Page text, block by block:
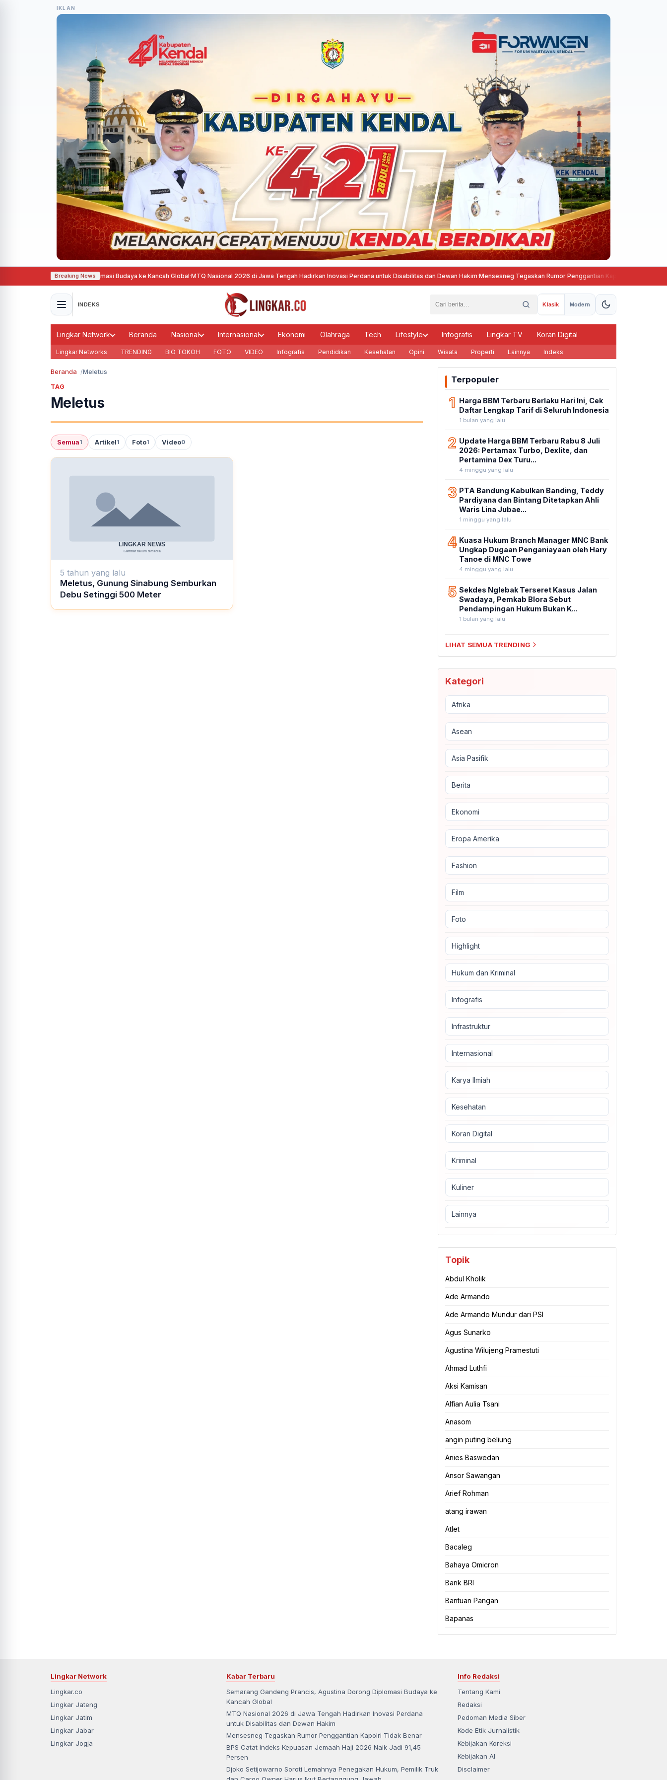
IKLAN
Breaking News
Agustina Dorong Diplomasi Budaya ke Kancah Global ·MTQ Nasional 2026 di Jawa Tengah Hadirkan Inovasi Perdana untuk Disabilitas dan Dewan Hakim ·Mensesneg Tegaskan Rumor Penggantian Kapolri Tidak Benar
INDEKS Klasik Modern
Lingkar Network Beranda Nasional Internasional Ekonomi Olahraga Tech Lifestyle Infografis Lingkar TV Koran Digital
Lingkar Networks TRENDING BIO TOKOH FOTO VIDEO Infografis Pendidikan Kesehatan Opini Wisata Properti Lainnya Indeks
Beranda Meletus
TAG
Meletus
Semua1 Artikel1 Foto1 Video0
5 tahun yang lalu
Meletus, Gunung Sinabung Semburkan
Debu Setinggi 500 Meter
Terpopuler
1 Harga BBM Terbaru Berlaku Hari Ini, Cek
Daftar Lengkap Tarif di Seluruh Indonesia
1 bulan yang lalu
2 Update Harga BBM Terbaru Rabu 8 Juli
2026: Pertamax Turbo, Dexlite, dan
Pertamina Dex Turu...
4 minggu yang lalu
3 PTA Bandung Kabulkan Banding, Teddy
Pardiyana dan Bintang Ditetapkan Ahli
Waris Lina Jubae...
1 minggu yang lalu
4 Kuasa Hukum Branch Manager MNC Bank
Ungkap Dugaan Penganiayaan oleh Hary
Tanoe di MNC Towe
4 minggu yang lalu
5 Sekdes Nglebak Terseret Kasus Jalan
Swadaya, Pemkab Blora Sebut
Pendampingan Hukum Bukan K...
1 bulan yang lalu
LIHAT SEMUA TRENDING
Kategori
Afrika
Asean
Asia Pasifik
Berita
Ekonomi
Eropa Amerika
Fashion
Film
Foto
Highlight
Hukum dan Kriminal
Infografis
Infrastruktur
Internasional
Karya Ilmiah
Kesehatan
Koran Digital
Kriminal
Kuliner
Lainnya
Topik
Abdul Kholik
Ade Armando
Ade Armando Mundur dari PSI
Agus Sunarko
Agustina Wilujeng Pramestuti
Ahmad Luthfi
Aksi Kamisan
Alfian Aulia Tsani
Anasom
angin puting beliung
Anies Baswedan
Ansor Sawangan
Arief Rohman
atang irawan
Atlet
Bacaleg
Bahaya Omicron
Bank BRI
Bantuan Pangan
Bapanas
Lingkar Network
Lingkar.co
Lingkar Jateng
Lingkar Jatim
Lingkar Jabar
Lingkar Jogja
Kabar Terbaru
Semarang Gandeng Prancis, Agustina Dorong Diplomasi Budaya ke
Kancah Global
MTQ Nasional 2026 di Jawa Tengah Hadirkan Inovasi Perdana
untuk Disabilitas dan Dewan Hakim
Mensesneg Tegaskan Rumor Penggantian Kapolri Tidak Benar
BPS Catat Indeks Kepuasan Jemaah Haji 2026 Naik Jadi 91,45
Persen
Djoko Setijowarno Soroti Lemahnya Penegakan Hukum, Pemilik Truk
Info Redaksi
Tentang Kami
Redaksi
Pedoman Media Siber
Kode Etik Jurnalistik
Kebijakan Koreksi
Kebijakan AI
Disclaimer